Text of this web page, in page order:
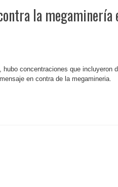
la megaminería
concentraciones que incluyeron
en contra de la megamineria.